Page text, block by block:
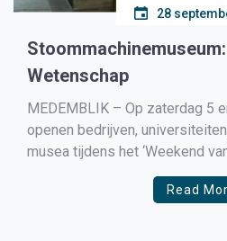
28
Wetenschap
MEDEMBLIK – Op zaterdag 5
openen bedrijven,
musea tijdens het ‘Weekend
deuren voor het publiek om
wetenschap en technologie.
Read